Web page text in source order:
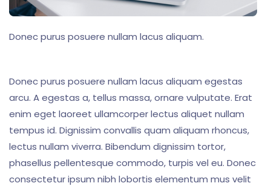
Donec purus posuere nullam lacus aliquam.
Donec purus posuere nullam lacus aliquam egestas
arcu. A egestas a, tellus massa, ornare vulputate. Erat
enim eget laoreet ullamcorper lectus aliquet nullam
tempus id. Dignissim convallis quam aliquam rhoncus,
lectus nullam viverra. Bibendum dignissim tortor,
phasellus pellentesque commodo, turpis vel eu. Donec
consectetur ipsum nibh lobortis elementum mus velit